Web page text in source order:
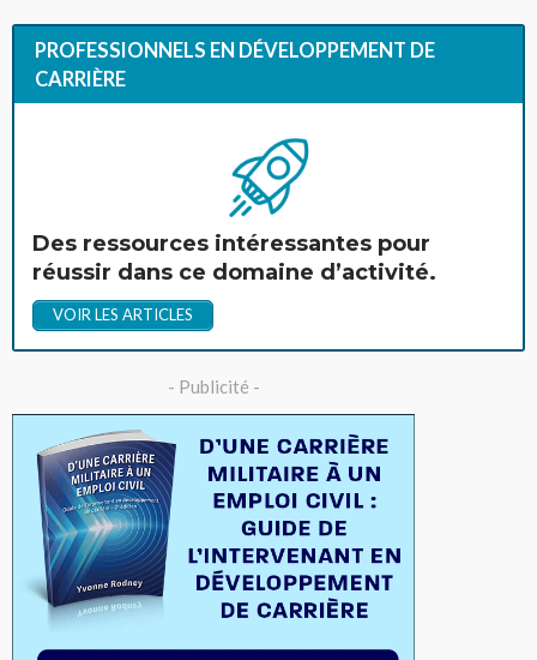
PROFESSIONNELS EN DÉVELOPPEMENT DE
CARRIÈRE
Des ressources intéressantes pour
réussir dans ce domaine d’activité.
VOIR LES ARTICLES
- Publicité -